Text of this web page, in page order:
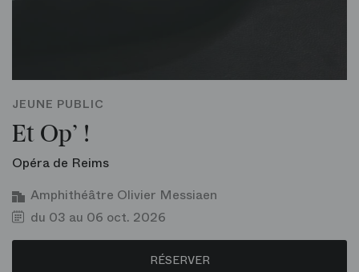
JEUNE PUBLIC
Et Op’ !
Opéra de Reims
Amphithéâtre Olivier Messiaen
du 03 au 06 oct. 2026
RÉSERVER